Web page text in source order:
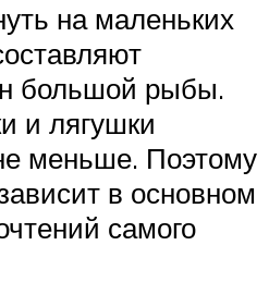
на маленьких
большой рыбы.
и лягушки
меньше. Поэтому
в основном
самого